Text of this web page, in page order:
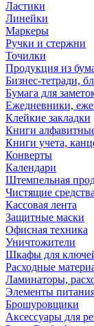
Ластики
Линейки
Маркеры
Ручки и стержни
Точилки
Продукция из
Бизнес-тетради,
Бумага для
Ежедневники,
Клейкие закладки
Книги
Книги учета,
Конверты
Календари
Штемпельная
Чистящие
Кассовая лента
Защитные маски
Офисная техника
Уничтожители
Шкафы для
Расходные
Ламинаторы,
Элементы
Брошуровщики
Аксессуары для